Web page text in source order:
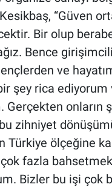
“Güven
Bir olup
Bence
ve
şey rica
Gerçekten onların
zihniyet
Türkiye ölçeğine
fazla
Bizler bu işi çok